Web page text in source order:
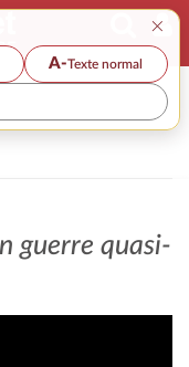
×
A-Texte normal
guerre quasi-